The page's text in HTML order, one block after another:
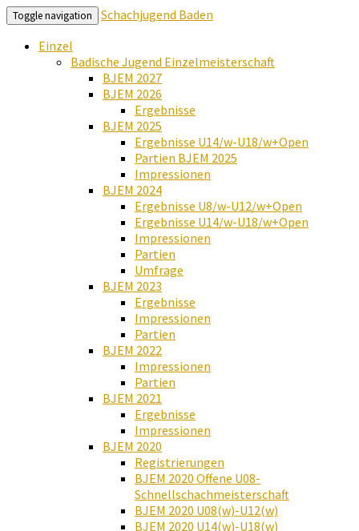
Toggle navigation
Schachjugend Baden
Einzel
Badische Jugend Einzelmeisterschaft
BJEM 2027
BJEM 2026
Ergebnisse
BJEM 2025
Ergebnisse U14/w-U18/w+Open
Partien BJEM 2025
Impressionen
BJEM 2024
Ergebnisse U8/w-U12/w+Open
Ergebnisse U14/w-U18/w+Open
Impressionen
Partien
Umfrage
BJEM 2023
Ergebnisse
Impressionen
Partien
BJEM 2022
Impressionen
Partien
BJEM 2021
Ergebnisse
Impressionen
BJEM 2020
Registrierungen
BJEM 2020 Offene U08-
Schnellschachmeisterschaft
BJEM 2020 U08(w)-U12(w)
BJEM 2020 U14(w)-U18(w)